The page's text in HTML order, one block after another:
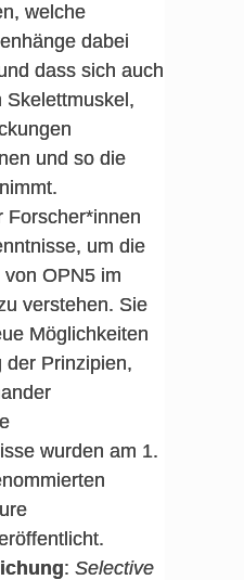
welche
dabei
dass sich auch
Skelettmuskel,
und so die
Forscher*innen
um die
OPN5 im
verstehen. Sie
Möglichkeiten
der Prinzipien,
wurden am 1.
: Selective